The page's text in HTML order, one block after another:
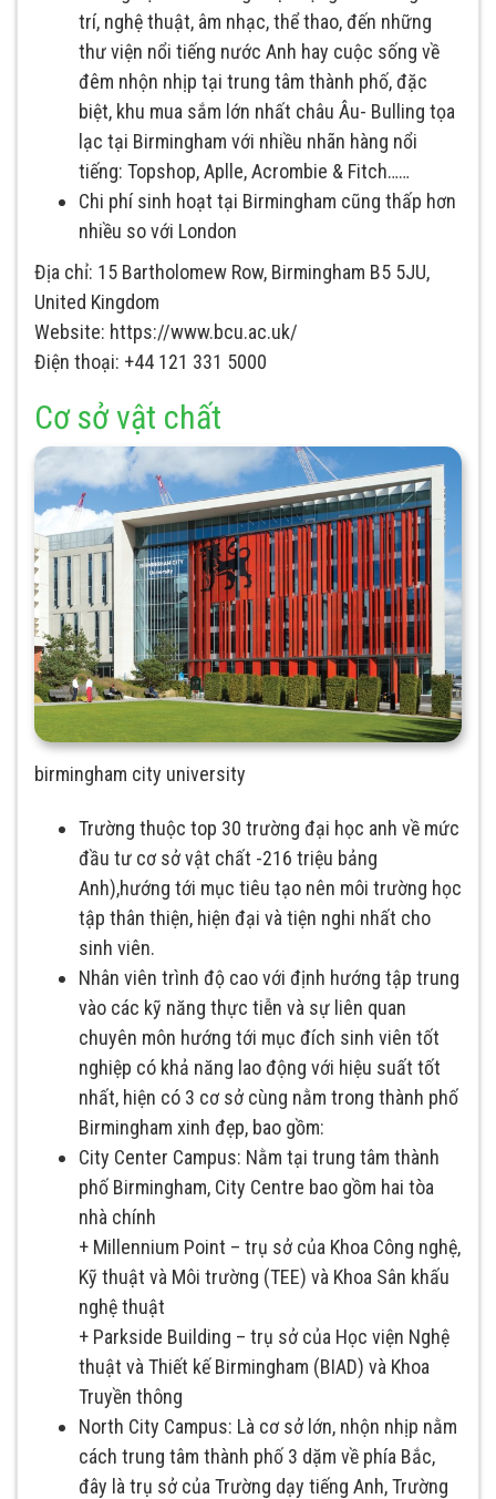
trí, nghệ thuật, âm nhạc, thể thao, đến những
thư viện nổi tiếng nước Anh hay cuộc sống về
đêm nhộn nhịp tại trung tâm thành phố, đặc
biệt, khu mua sắm lớn nhất châu Âu- Bulling tọa
lạc tại Birmingham với nhiều nhãn hàng nổi
tiếng: Topshop, Aplle, Acrombie & Fitch……
Chi phí sinh hoạt tại Birmingham cũng thấp hơn
nhiều so với London
Địa chỉ: 15 Bartholomew Row, Birmingham B5 5JU,
United Kingdom
Website: https://www.bcu.ac.uk/
Điện thoại: +44 121 331 5000
Cơ sở vật chất
birmingham city university
Trường thuộc top 30 trường đại học anh về mức
đầu tư cơ sở vật chất -216 triệu bảng
Anh),hướng tới mục tiêu tạo nên môi trường học
tập thân thiện, hiện đại và tiện nghi nhất cho
sinh viên.
Nhân viên trình độ cao với định hướng tập trung
vào các kỹ năng thực tiễn và sự liên quan
chuyên môn hướng tới mục đích sinh viên tốt
nghiệp có khả năng lao động với hiệu suất tốt
nhất, hiện có 3 cơ sở cùng nằm trong thành phố
Birmingham xinh đẹp, bao gồm:
City Center Campus: Nằm tại trung tâm thành
phố Birmingham, City Centre bao gồm hai tòa
nhà chính
+ Millennium Point – trụ sở của Khoa Công nghệ,
Kỹ thuật và Môi trường (TEE) và Khoa Sân khấu
nghệ thuật
+ Parkside Building – trụ sở của Học viện Nghệ
thuật và Thiết kế Birmingham (BIAD) và Khoa
Truyền thông
North City Campus: Là cơ sở lớn, nhộn nhịp nằm
cách trung tâm thành phố 3 dặm về phía Bắc,
đây là trụ sở của Trường dạy tiếng Anh, Trường